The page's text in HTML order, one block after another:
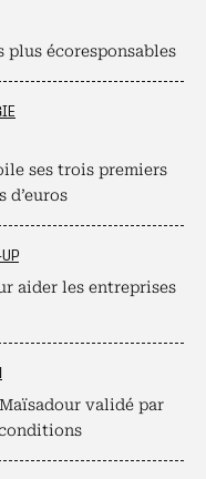
écoresponsables
ses trois premiers
d’euros
aider les entreprises
validé par